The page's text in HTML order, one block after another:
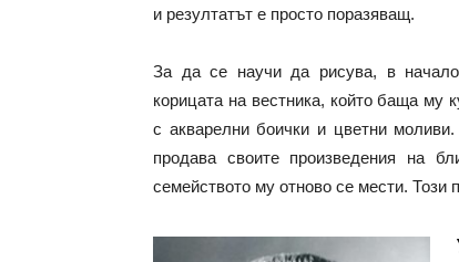
и резултатът е просто поразяващ.
За да се научи да рисува, в
корицата на вестника, който баща
с акварелни боички и цветни
продава своите произведения на
семейството му отново се мести. Този